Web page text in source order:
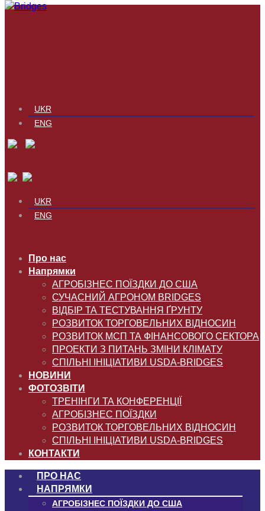
UKR
ENG
UKR
ENG
Про нас
Напрямки
АГРОБІЗНЕС ПОЇЗДКИ ДО США
СУЧАСНИЙ АГРОНОМ BRIDGES
ВІДБІР ТА ТЕСТУВАННЯ ҐРУНТУ
РОЗВИТОК ТОРГОВЕЛЬНИХ ВІДНОСИН
РОЗВИТОК МСП ТА ФІНАНСОВОГО СЕКТОРА
ПРОЕКТИ З ПИТАНЬ ЗМІНИ КЛІМАТУ
СПІЛЬНІ ІНІЦІАТИВИ USDA-BRIDGES
НОВИНИ
ФОТОЗВІТИ
ТРЕНІНГИ ТА КОНФЕРЕНЦІЇ
АГРОБІЗНЕС ПОЇЗДКИ
РОЗВИТОК ТОРГОВЕЛЬНИХ ВІДНОСИН
СПІЛЬНІ ІНІЦІАТИВИ USDA-BRIDGES
КОНТАКТИ
ПРО НАС
НАПРЯМКИ
АГРОБІЗНЕС ПОЇЗДКИ ДО США